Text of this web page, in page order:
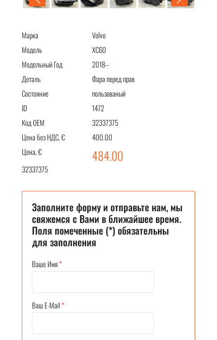
Марка
Volvo
Модель
XC60
Модельный Год
2018--
Деталь
Фара перед прав
Состояние
пользованый
ID
1472
Код OEM
32337375
Цена без НДС, €
400.00
Цена, €
484.00
32337375
Заполните форму и отправьте нам, мы
свяжемся с Вами в ближайшее время.
Поля помеченные (*) обязательны
для заполнения
Ваше Имя*
Ваш E-Mail*